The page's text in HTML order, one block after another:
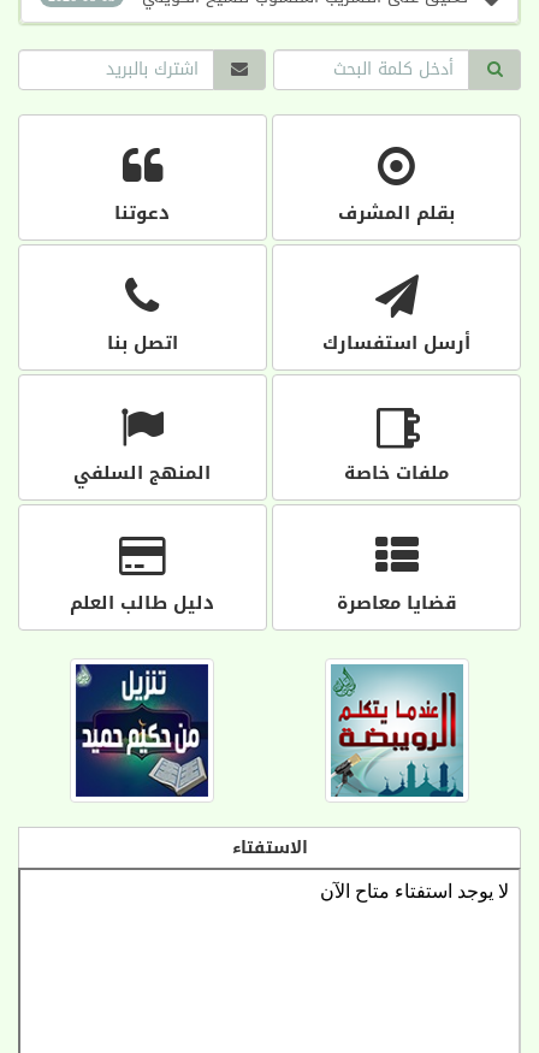
بقلم المشرف دعوتنا
أرسل استفسارك اتصل بنا
ملفات خاصة المنهج السلفي
قضايا معاصرة دليل طالب العلم
الاستفتاء